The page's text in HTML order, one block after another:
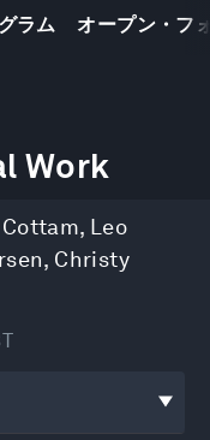
ラム オープン・フ
Work
, Leo
, Christy